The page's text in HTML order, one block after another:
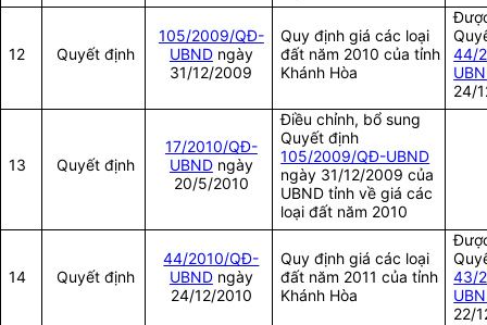
12 Quyết định
105/2009/QĐ-
UBNDngày
31/12/2009
Quy định giá các loại
đất năm 2010 của tỉnh
Khánh Hòa
44/
24/
13 Quyết định
17/2010/QĐ-
UBNDngày
20/5/2010
Điều chỉnh, bổ sung
Quyết định
105/2009/QĐ-UBND
ngày 31/12/2009 của
UBND tỉnh về giá các
loại đất năm 2010
14 Quyết định
44/2010/QĐ-
UBNDngày
24/12/2010
Quy định giá các loại
đất năm 2011 của tỉnh
Khánh Hòa
43/
22/